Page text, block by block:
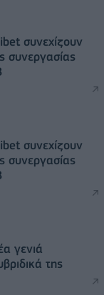
συνεχίζουν
συνεργασίας
συνεχίζουν
συνεργασίας
γενιά
της